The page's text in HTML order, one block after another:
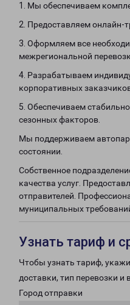
1. Мы обеспечиваем
2. Предоставляем онлайн-
3. Оформляем все
межрегиональной
4. Разрабатываем
корпоративных
5. Обеспечиваем
сезонных факторов.
Мы поддерживаем
состоянии.
Собственное
качества услуг.
отправителей.
муниципальных
Узнать тариф и
Чтобы узнать тариф,
доставки, тип перевозки и
Город отправки